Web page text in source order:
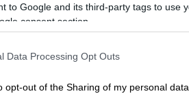
to Google and its third-party tags to use
consent section.
Data Processing Opt Outs
opt-out of the Sharing of my personal data.
Τροχαίατα οχήματα έχουν
ανόδου είναι άκρως